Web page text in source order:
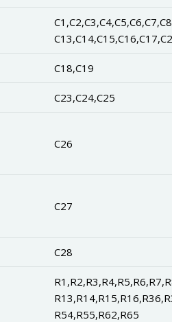
C18,C19
C23,C24,C25
C26
C27
C28
R54,R55,R62,R65